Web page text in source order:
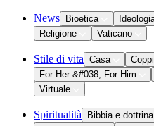
News Bioetica
Religione
Vaticano
Stile di vita Casa
For Her &#038; For Him
Virtuale
Spiritualità Bibbia e dottrina